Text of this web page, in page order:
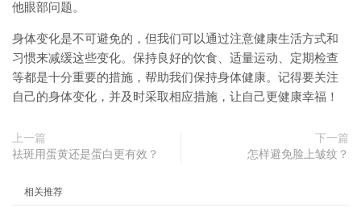
他眼部问题。
身体变化是不可避免的，但我们可以通过注意健康生活方式和
习惯来减缓这些变化。保持良好的饮食、适量运动、定期检查
等都是十分重要的措施，帮助我们保持身体健康。记得要关注
自己的身体变化，并及时采取相应措施，让自己更健康幸福！
上一篇
祛斑用蛋黄还是蛋白更有效？
下一篇
怎样避免脸上皱纹？
相关推荐